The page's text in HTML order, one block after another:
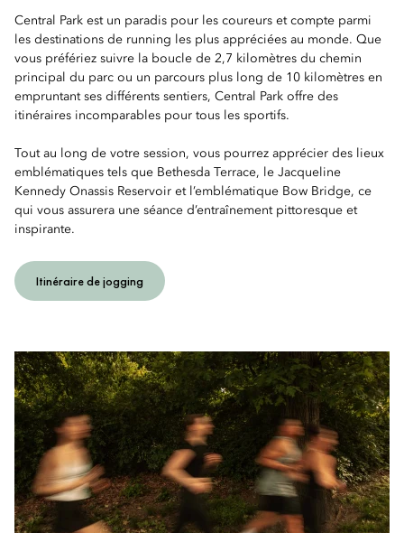
Central Park est un paradis pour les coureurs et compte parmi
les destinations de running les plus appréciées au monde. Que
vous préfériez suivre la boucle de 2,7 kilomètres du chemin
principal du parc ou un parcours plus long de 10 kilomètres en
empruntant ses différents sentiers, Central Park offre des
itinéraires incomparables pour tous les sportifs.
Tout au long de votre session, vous pourrez apprécier des lieux
emblématiques tels que Bethesda Terrace, le Jacqueline
Kennedy Onassis Reservoir et l’emblématique Bow Bridge, ce
qui vous assurera une séance d’entraînement pittoresque et
inspirante.
Itinéraire de jogging